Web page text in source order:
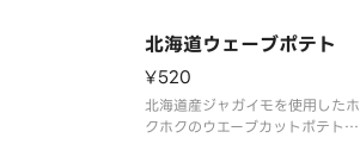
て販売しております。
北海道ウェーブポテト
¥520
北海道産ジャガイモを使用したホ
クホクのウエーブカットポテトで